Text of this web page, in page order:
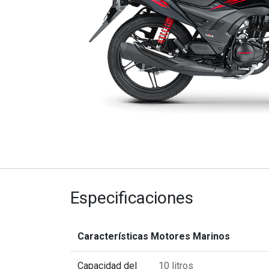
Especificaciones
Características Motores Marinos
Capacidad del 10 litros